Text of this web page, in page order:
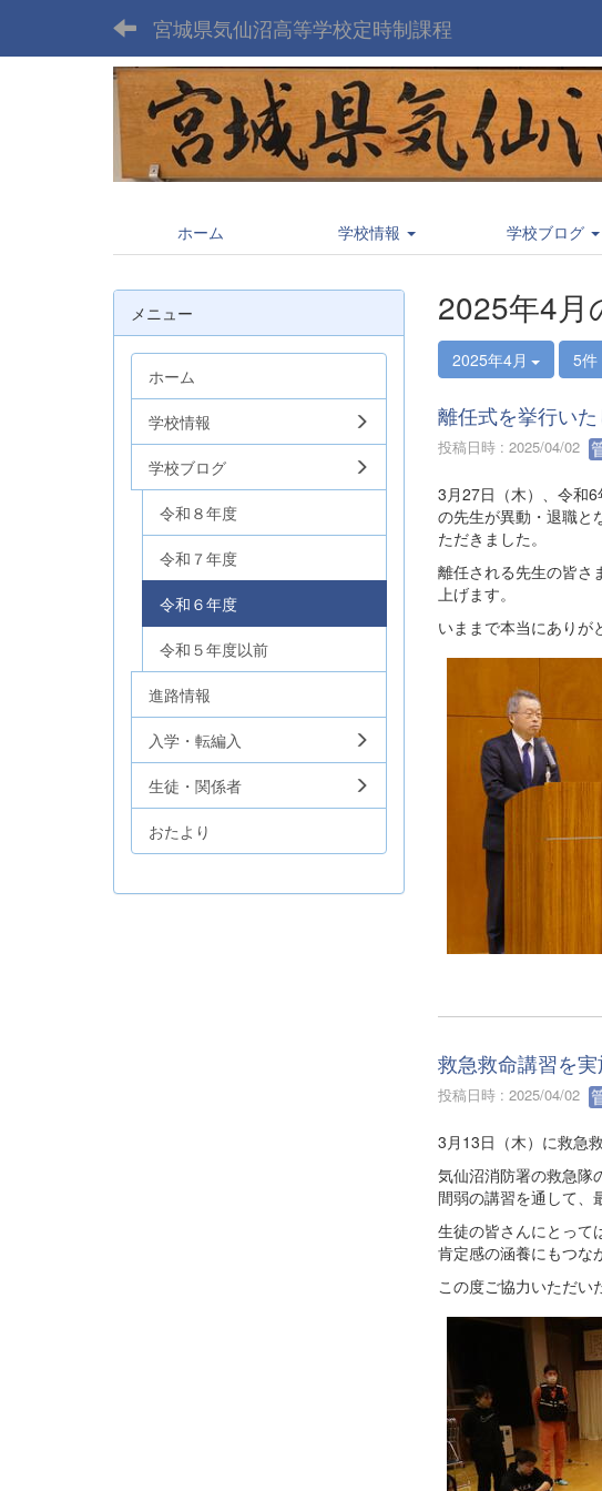
宮城県気仙沼高等学校定時制課程
ホーム 学校情報 学校ブログ
2025年4月
2025年4月 5件
離任式を挙行い
投稿日時 : 2025/04/02
3月27日（木）、令和
の先生が異動・退職と
ただきました。
離任される先生の皆さ
上げます。
いままで本当にありが
救急救命講習を
投稿日時 : 2025/04/02
3月13日（木）に救急
気仙沼消防署の救急隊
間弱の講習を通して、
生徒の皆さんにとって
肯定感の涵養にもつな
この度ご協力いただい
メニュー
ホーム
学校情報
学校ブログ
令和８年度
令和７年度
令和６年度
令和５年度以前
進路情報
入学・転編入
生徒・関係者
おたより